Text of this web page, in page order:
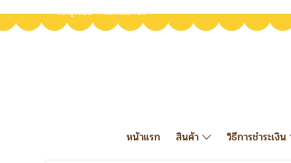
เข้าสู่ระบบ สมัครสมาชิก
หน้าแรก สินค้า วิธีการชำระเงิน